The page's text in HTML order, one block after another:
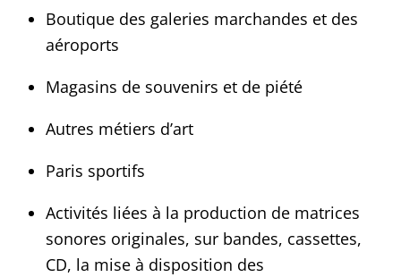
Boutique des galeries marchandes et des
aéroports
Magasins de souvenirs et de piété
Autres métiers d’art
Paris sportifs
Activités liées à la production de matrices
sonores originales, sur bandes, cassettes,
CD, la mise à disposition des